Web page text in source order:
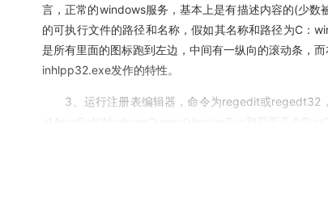
言，正常的windows服务，基本上是有描述内容的(少数
的可执行文件的路径和名称，假如其名称和路径为C：
是所有里面的图标跑到左边，中间有一纵向的滚动条，
inhlpp32.exe发作的特性。
3、运行注册表编辑器，命令为regedit或regedt32
nfig也起相同的作用。随着经验的积累，你可以轻易的判